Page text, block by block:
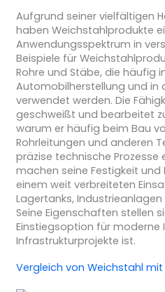
Aufgrund seiner vielfältigen
haben Weichstahlprodukte
Anwendungsspektrum in
Beispiele für
Rohre und Stäbe, die häufig
Automobilherstellung und in
verwendet werden. Die
geschweißt und bearbeitet
warum er häufig beim Bau
Rohrleitungen und anderen
präzise technische Prozesse
machen seine Festigkeit und
einem weit verbreiteten
Lagertanks,
Seine Eigenschaften stellen
Einstiegsoption für moderne
Infrastrukturprojekte ist.
Vergleich von Weichstahl